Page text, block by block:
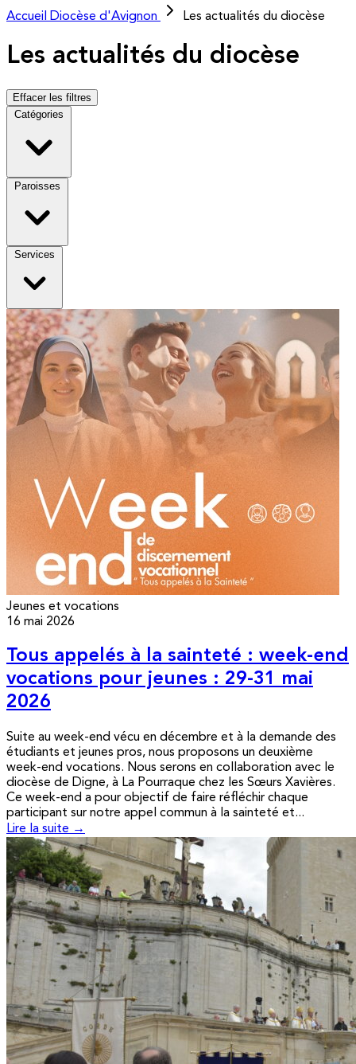
Accueil
Diocèse d'Avignon Les actualités du diocèse
Les actualités du diocèse
Effacer les filtres
Catégories
Paroisses
Services
Jeunes et vocations
16 mai 2026
Tous appelés à la sainteté : week-end
vocations pour jeunes : 29-31 mai
2026
Suite au week-end vécu en décembre et à la demande des
étudiants et jeunes pros, nous proposons un deuxième
week-end vocations. Nous serons en collaboration avec le
diocèse de Digne, à La Pourraque chez les Sœurs Xavières.
Ce week-end a pour objectif de faire réfléchir chaque
participant sur notre appel commun à la sainteté et...
Lire la suite →